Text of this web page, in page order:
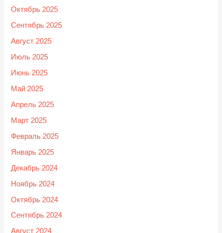
Октябрь 2025
Сентябрь 2025
Август 2025
Июль 2025
Июнь 2025
Май 2025
Апрель 2025
Март 2025
Февраль 2025
Январь 2025
Декабрь 2024
Ноябрь 2024
Октябрь 2024
Сентябрь 2024
Август 2024